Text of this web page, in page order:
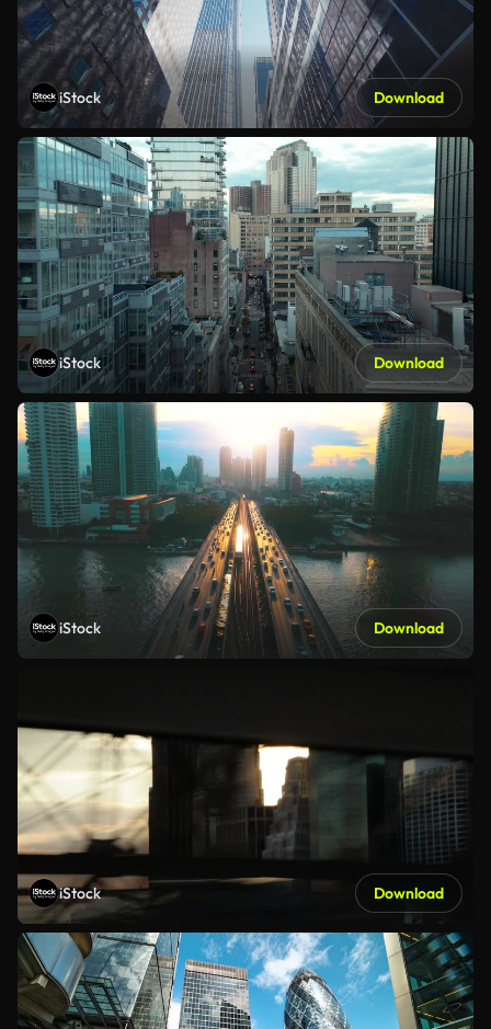
iStock Download
iStock Download
iStock Download
iStock Download